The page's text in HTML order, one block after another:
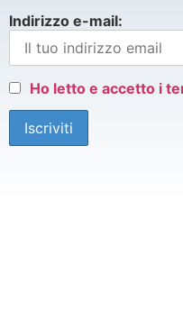
Indirizzo e-mail:
Ho letto e accetto i